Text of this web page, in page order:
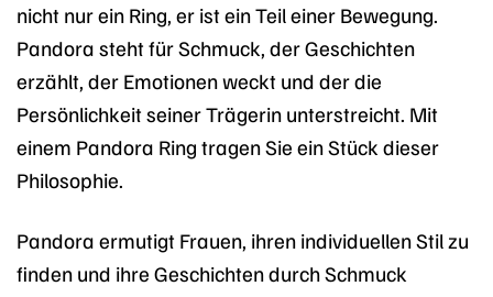
nicht nur ein Ring, er ist ein Teil einer Bewegung.
Pandora steht für Schmuck, der Geschichten
erzählt, der Emotionen weckt und der die
Persönlichkeit seiner Trägerin unterstreicht. Mit
einem Pandora Ring tragen Sie ein Stück dieser
Philosophie.
Pandora ermutigt Frauen, ihren individuellen Stil zu
finden und ihre Geschichten durch Schmuck